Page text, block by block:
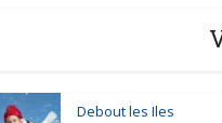
Debout les Iles